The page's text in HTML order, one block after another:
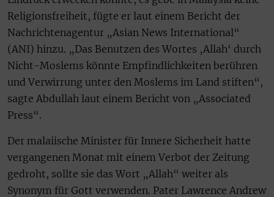
Religionsfreiheit, fügte er laut einem Bericht der
Nachrichtenagentur „Asian News International“
(ANI) hinzu. „Das Benutzen des Wortes ‚Allah‘ durch
Nicht-Moslems könnte Empfindlichkeiten berühren
und Verwirrung unter den Moslems im Land stiften“,
sagte Abdullah laut einem Bericht von „Associated
Press“.
Der malaiische Minister für Innere Sicherheit hatte
vergangenen Monat mit einem Verbot der Zeitung
gedroht, sollte sie das Wort „Allah“ weiter als
Synonym für Gott verwenden. Pater Lawrence Andrew